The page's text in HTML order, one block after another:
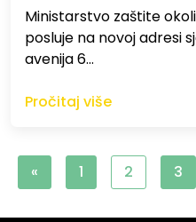
Ministarstvo zaštite
posluje na novoj adresi
avenija 6…
Pročitaj više
« 1 2 3